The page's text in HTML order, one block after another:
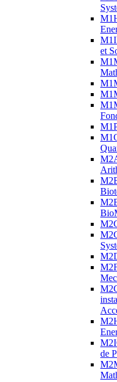
et
de